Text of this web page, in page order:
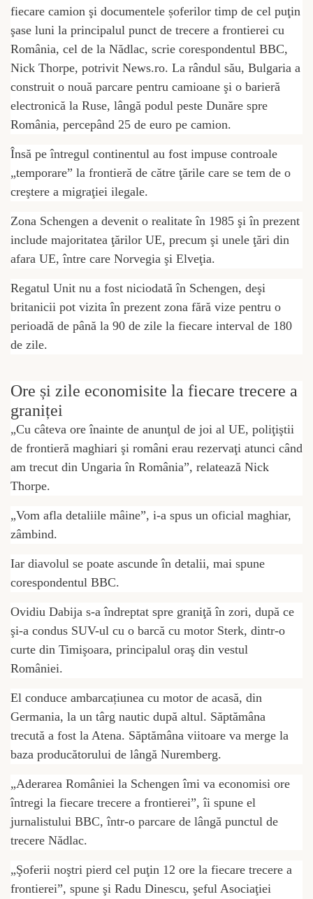
fiecare camion şi documentele șoferilor timp de cel puţin
şase luni la principalul punct de trecere a frontierei cu
România, cel de la Nădlac, scrie corespondentul BBC,
Nick Thorpe, potrivit News.ro. La rândul său, Bulgaria a
construit o nouă parcare pentru camioane şi o barieră
electronică la Ruse, lângă podul peste Dunăre spre
România, percepând 25 de euro pe camion.
Însă pe întregul continentul au fost impuse controale
„temporare” la frontieră de către ţările care se tem de o
creştere a migraţiei ilegale.
Zona Schengen a devenit o realitate în 1985 şi în prezent
include majoritatea ţărilor UE, precum şi unele ţări din
afara UE, între care Norvegia şi Elveţia.
Regatul Unit nu a fost niciodată în Schengen, deşi
britanicii pot vizita în prezent zona fără vize pentru o
perioadă de până la 90 de zile la fiecare interval de 180
de zile.
Ore și zile economisite la fiecare trecere a
graniței
„Cu câteva ore înainte de anunţul de joi al UE, poliţiştii
de frontieră maghiari şi români erau rezervaţi atunci când
am trecut din Ungaria în România”, relatează Nick
Thorpe.
„Vom afla detaliile mâine”, i-a spus un oficial maghiar,
zâmbind.
Iar diavolul se poate ascunde în detalii, mai spune
corespondentul BBC.
Ovidiu Dabija s-a îndreptat spre graniţă în zori, după ce
şi-a condus SUV-ul cu o barcă cu motor Sterk, dintr-o
curte din Timişoara, principalul oraş din vestul
României.
El conduce ambarcațiunea cu motor de acasă, din
Germania, la un târg nautic după altul. Săptămâna
trecută a fost la Atena. Săptămâna viitoare va merge la
baza producătorului de lângă Nuremberg.
„Aderarea României la Schengen îmi va economisi ore
întregi la fiecare trecere a frontierei”, îi spune el
jurnalistului BBC, într-o parcare de lângă punctul de
trecere Nădlac.
„Şoferii noştri pierd cel puţin 12 ore la fiecare trecere a
frontierei”, spune şi Radu Dinescu, şeful Asociaţiei